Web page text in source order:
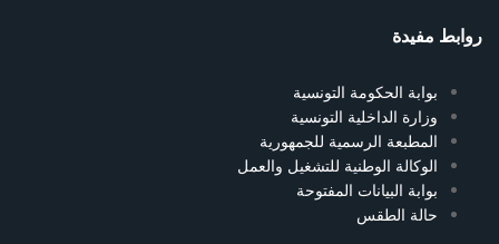
روابط مفيدة
بوابة الحكومة التونسية
وزارة الداخلية التونسية
المطبعة الرسمية للجمهورية
الوكالة الوطنية للتشغيل والعمل
بوابة البيانات المفتوحة
حالة الطقس